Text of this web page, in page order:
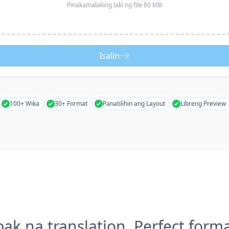
Pinakamalaking laki ng file 80 MB
Isalin
100+ Wika 30+ Format Panatilihin ang Layout Libreng Preview